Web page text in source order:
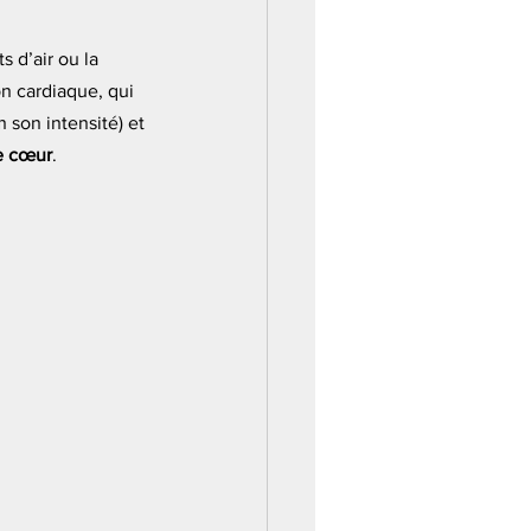
d’air ou la
cardiaque, qui
son intensité) et
cœur.